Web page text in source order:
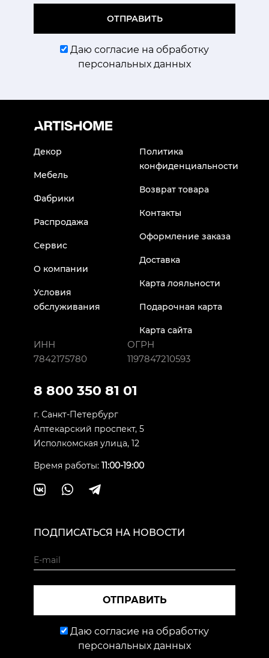
ОТПРАВИТЬ
Даю согласие на обработку
персональных данных
Декор
Мебель
Фабрики
Распродажа
Сервис
О компании
Условия
обслуживания
Политика
конфиденциальности
Возврат товара
Контакты
Оформление заказа
Доставка
Карта лояльности
Подарочная карта
Карта сайта
ИНН
7842175780
ОГРН
1197847210593
8 800 350 81 01
г. Санкт-Петербург
Аптекарский проспект, 5
Исполкомская улица, 12
Время работы: 11:00-19:00
ПОДПИСАТЬСЯ НА НОВОСТИ
ОТПРАВИТЬ
Даю согласие на обработку
персональных данных